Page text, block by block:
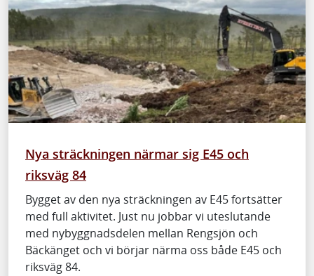
Nya sträckningen närmar sig E45 och
riksväg 84
Bygget av den nya sträckningen av E45 fortsätter
med full aktivitet. Just nu jobbar vi uteslutande
med nybyggnadsdelen mellan Rengsjön och
Bäckänget och vi börjar närma oss både E45 och
riksväg 84.